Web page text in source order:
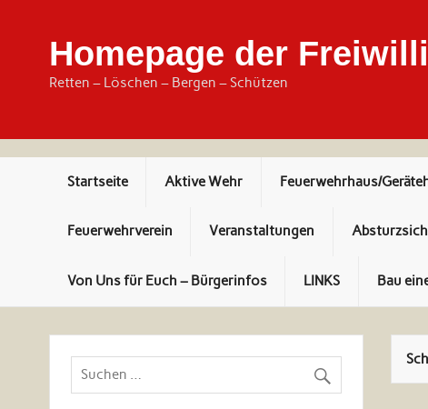
Homepage der
Retten – Löschen – Bergen – Schützen
Startseite Aktive Wehr Feuerwehrhaus/
Feuerwehrverein Veranstaltungen
Von Uns für Euch – Bürgerinfos LINKS Bau